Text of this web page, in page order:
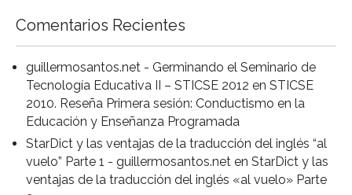
Comentarios Recientes
guillermosantos.net - Germinando el Seminario de
Tecnología Educativa II – STICSE 2012 en STICSE
2010. Reseña Primera sesión: Conductismo en la
Educación y Enseñanza Programada
StarDict y las ventajas de la traducción del inglés “al
vuelo” Parte 1 - guillermosantos.net en StarDict y las
ventajas de la traducción del inglés «al vuelo» Parte